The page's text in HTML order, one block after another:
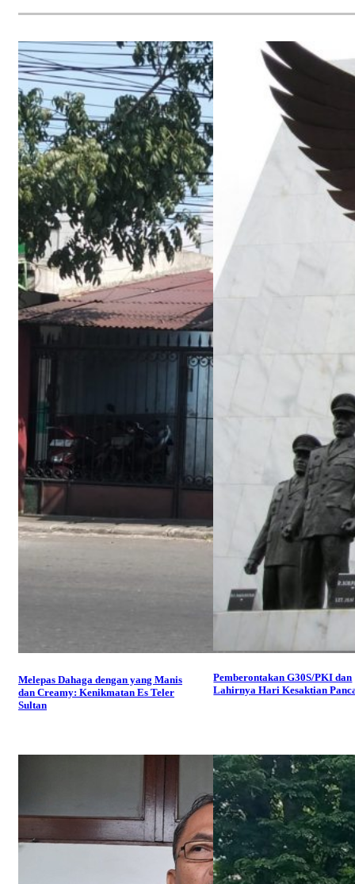
Melepas Dahaga dengan yang Manis
dan Creamy: Kenikmatan Es Teler
Sultan
Pemberontakan G30S/PKI dan
Lahirnya Hari Kesaktian